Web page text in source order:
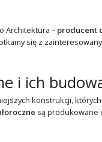
Architektura – producent
się z
i ich
konstrukcji,
są produkowane